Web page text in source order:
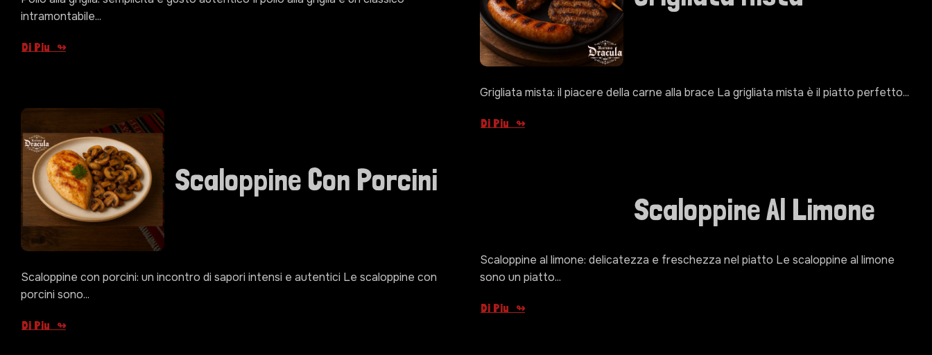
intramontabile...
Di Piu
Grigliata mista: il piacere della carne alla brace La grigliata mista è il piatto perfetto...
Di Piu
Scaloppine Con Porcini
Scaloppine con porcini: un incontro di sapori intensi e autentici Le scaloppine con
porcini sono...
Di Piu
Scaloppine Al Limone
Scaloppine al limone: delicatezza e freschezza nel piatto Le scaloppine al limone
sono un piatto...
Di Piu